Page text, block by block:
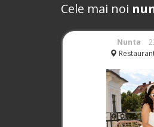
Cele mai noi
Nunta